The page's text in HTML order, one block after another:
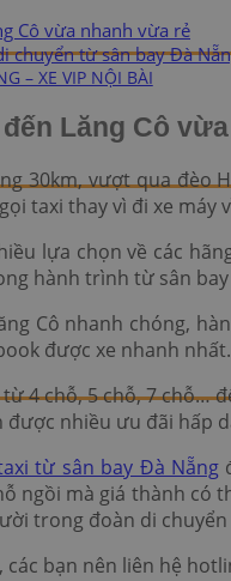
Cô vừa nhanh vừa rẻ
từ sân bay Đà
– XE VIP NỘI BÀI
Lăng Cô
30km, vượt qua
taxi thay vì đi xe máy
lựa chọn về các
hành trình từ sân
Cô nhanh chóng,
được xe nhanh nhất.
từ 4 chỗ, 5 chỗ, 7
nhiều ưu đãi hấp
từ sân bay Đà Nẵng
ngồi mà giá thành có
trong đoàn di
bạn nên liên hệ